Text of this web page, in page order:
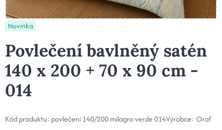
Novinka
Povlečení bavlněný satén
140 x 200 + 70 x 90 cm -
014
Kód produktu: povlečení 140/200 milagro verde 014Výrobce: Oraf